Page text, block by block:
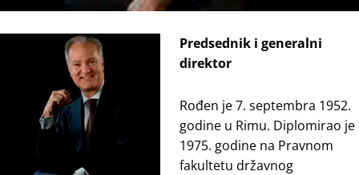
Predsednik i generalni
direktor
Rođen je 7. septembra 1952.
godine u Rimu. Diplomirao je
1975. godine na Pravnom
fakultetu državnog